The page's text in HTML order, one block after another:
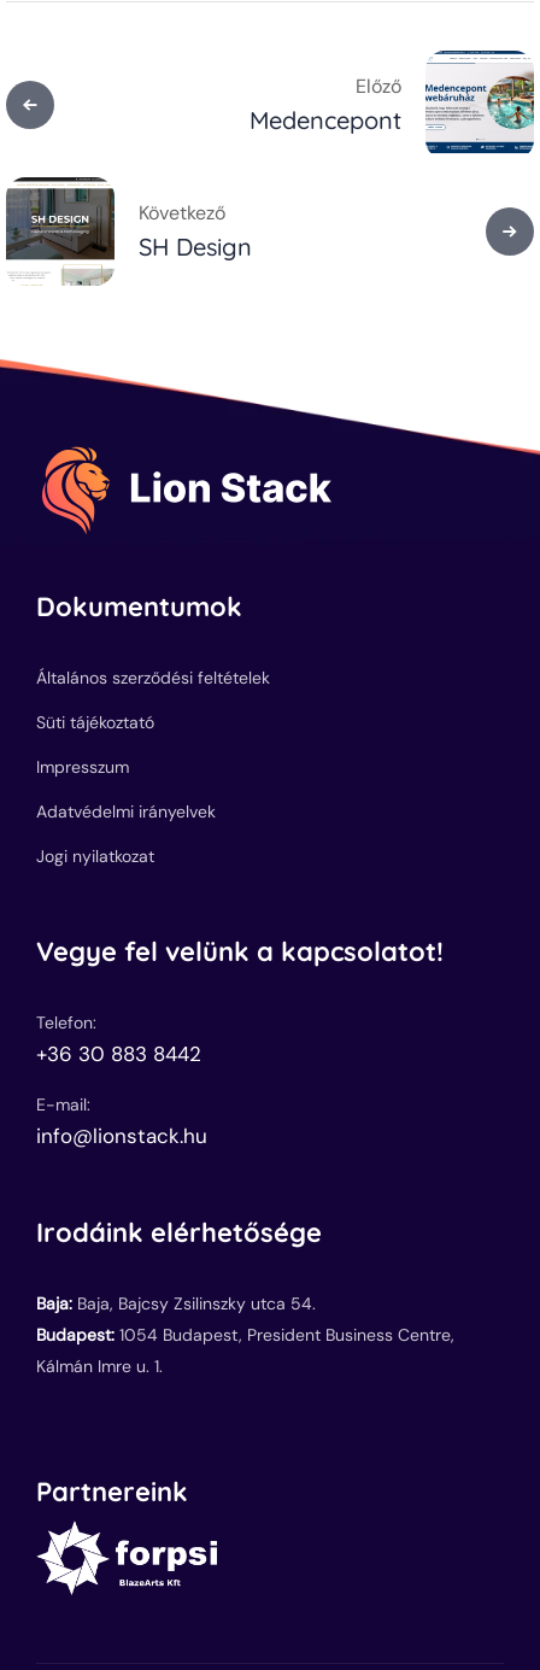
Előző
Medencepont
Következő
SH Design
Dokumentumok
Általános szerződési feltételek
Süti tájékoztató
Impresszum
Adatvédelmi irányelvek
Jogi nyilatkozat
Vegye fel velünk a kapcsolatot!
Telefon:
+36 30 883 8442
E-mail:
info@lionstack.hu
Irodáink elérhetősége
Baja: Baja, Bajcsy Zsilinszky utca 54.
Budapest: 1054 Budapest, President Business Centre,
Kálmán Imre u. 1.
Partnereink